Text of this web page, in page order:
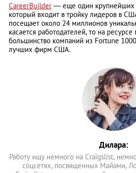
CareerBuilder — еще один крупнейших
который входит в тройку лидеров в
посещает около 24 миллионов
касается работодателей, то на
большинство компаний из Fortune
лучших фирм США.
Дилара:
Работу ищу немного на Craigslist,
соцсетях, посвященных Майами,